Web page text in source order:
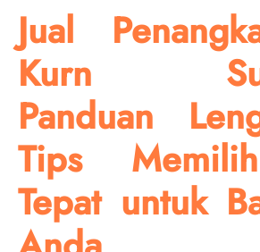
Jual
Kurn
Panduan
Tips
Tepat untuk